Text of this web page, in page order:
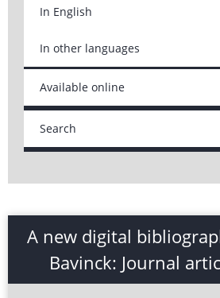
In English
In other languages
Available online
Search
A new digital
Bavinck: Journal